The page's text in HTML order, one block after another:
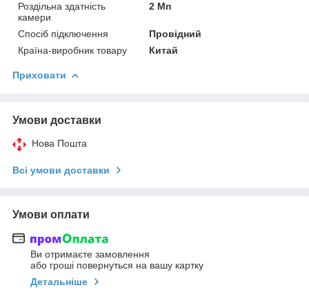
Роздільна здатність
камери
2 Мп
Спосіб підключення
Провідний
Країна-виробник товару
Китай
Приховати
Умови доставки
Нова Пошта
Всі умови доставки
Умови оплати
Ви отримаєте замовлення
або гроші повернуться на вашу картку
Детальніше